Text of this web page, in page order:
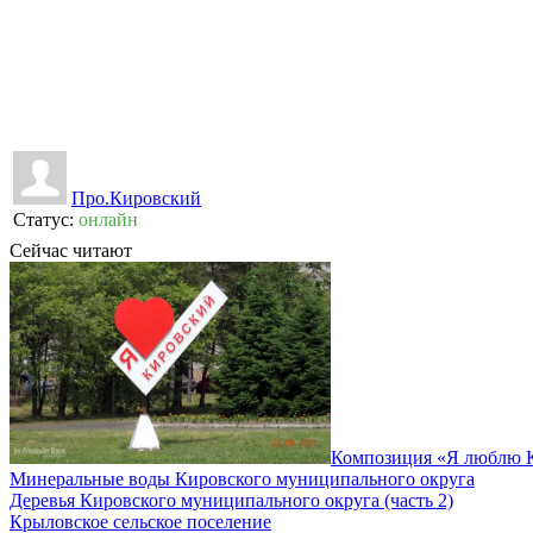
Про.Кировский
Статус: онлайн
Сейчас читают
Композиция «Я люблю
Минеральные воды Кировского муниципального округа
Деревья Кировского муниципального округа (часть 2)
Крыловское сельское поселение